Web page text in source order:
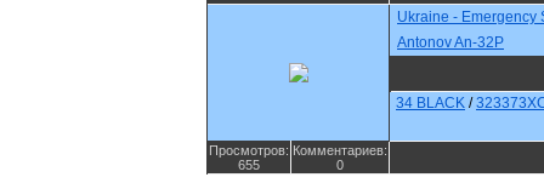
Ukraine - Emergency
Antonov An-32P
34 BLACK /
Просмотров:
655
Комментариев:
0